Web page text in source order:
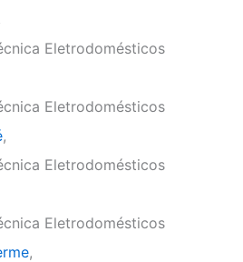
Eletrodomésticos
Eletrodomésticos
,
Eletrodomésticos
Eletrodomésticos
,